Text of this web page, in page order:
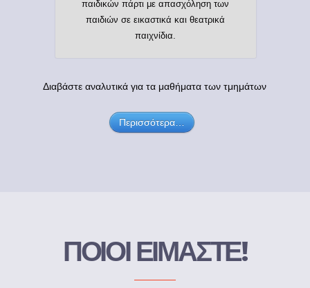
παιδικών πάρτι με απασχόληση των
παιδιών σε εικαστικά και θεατρικά
παιχνίδια.
Διαβάστε αναλυτικά για τα μαθήματα των τμημάτων
Περισσότερα…
ΠΟΙΟΙ ΕΙΜΑΣΤΕ!